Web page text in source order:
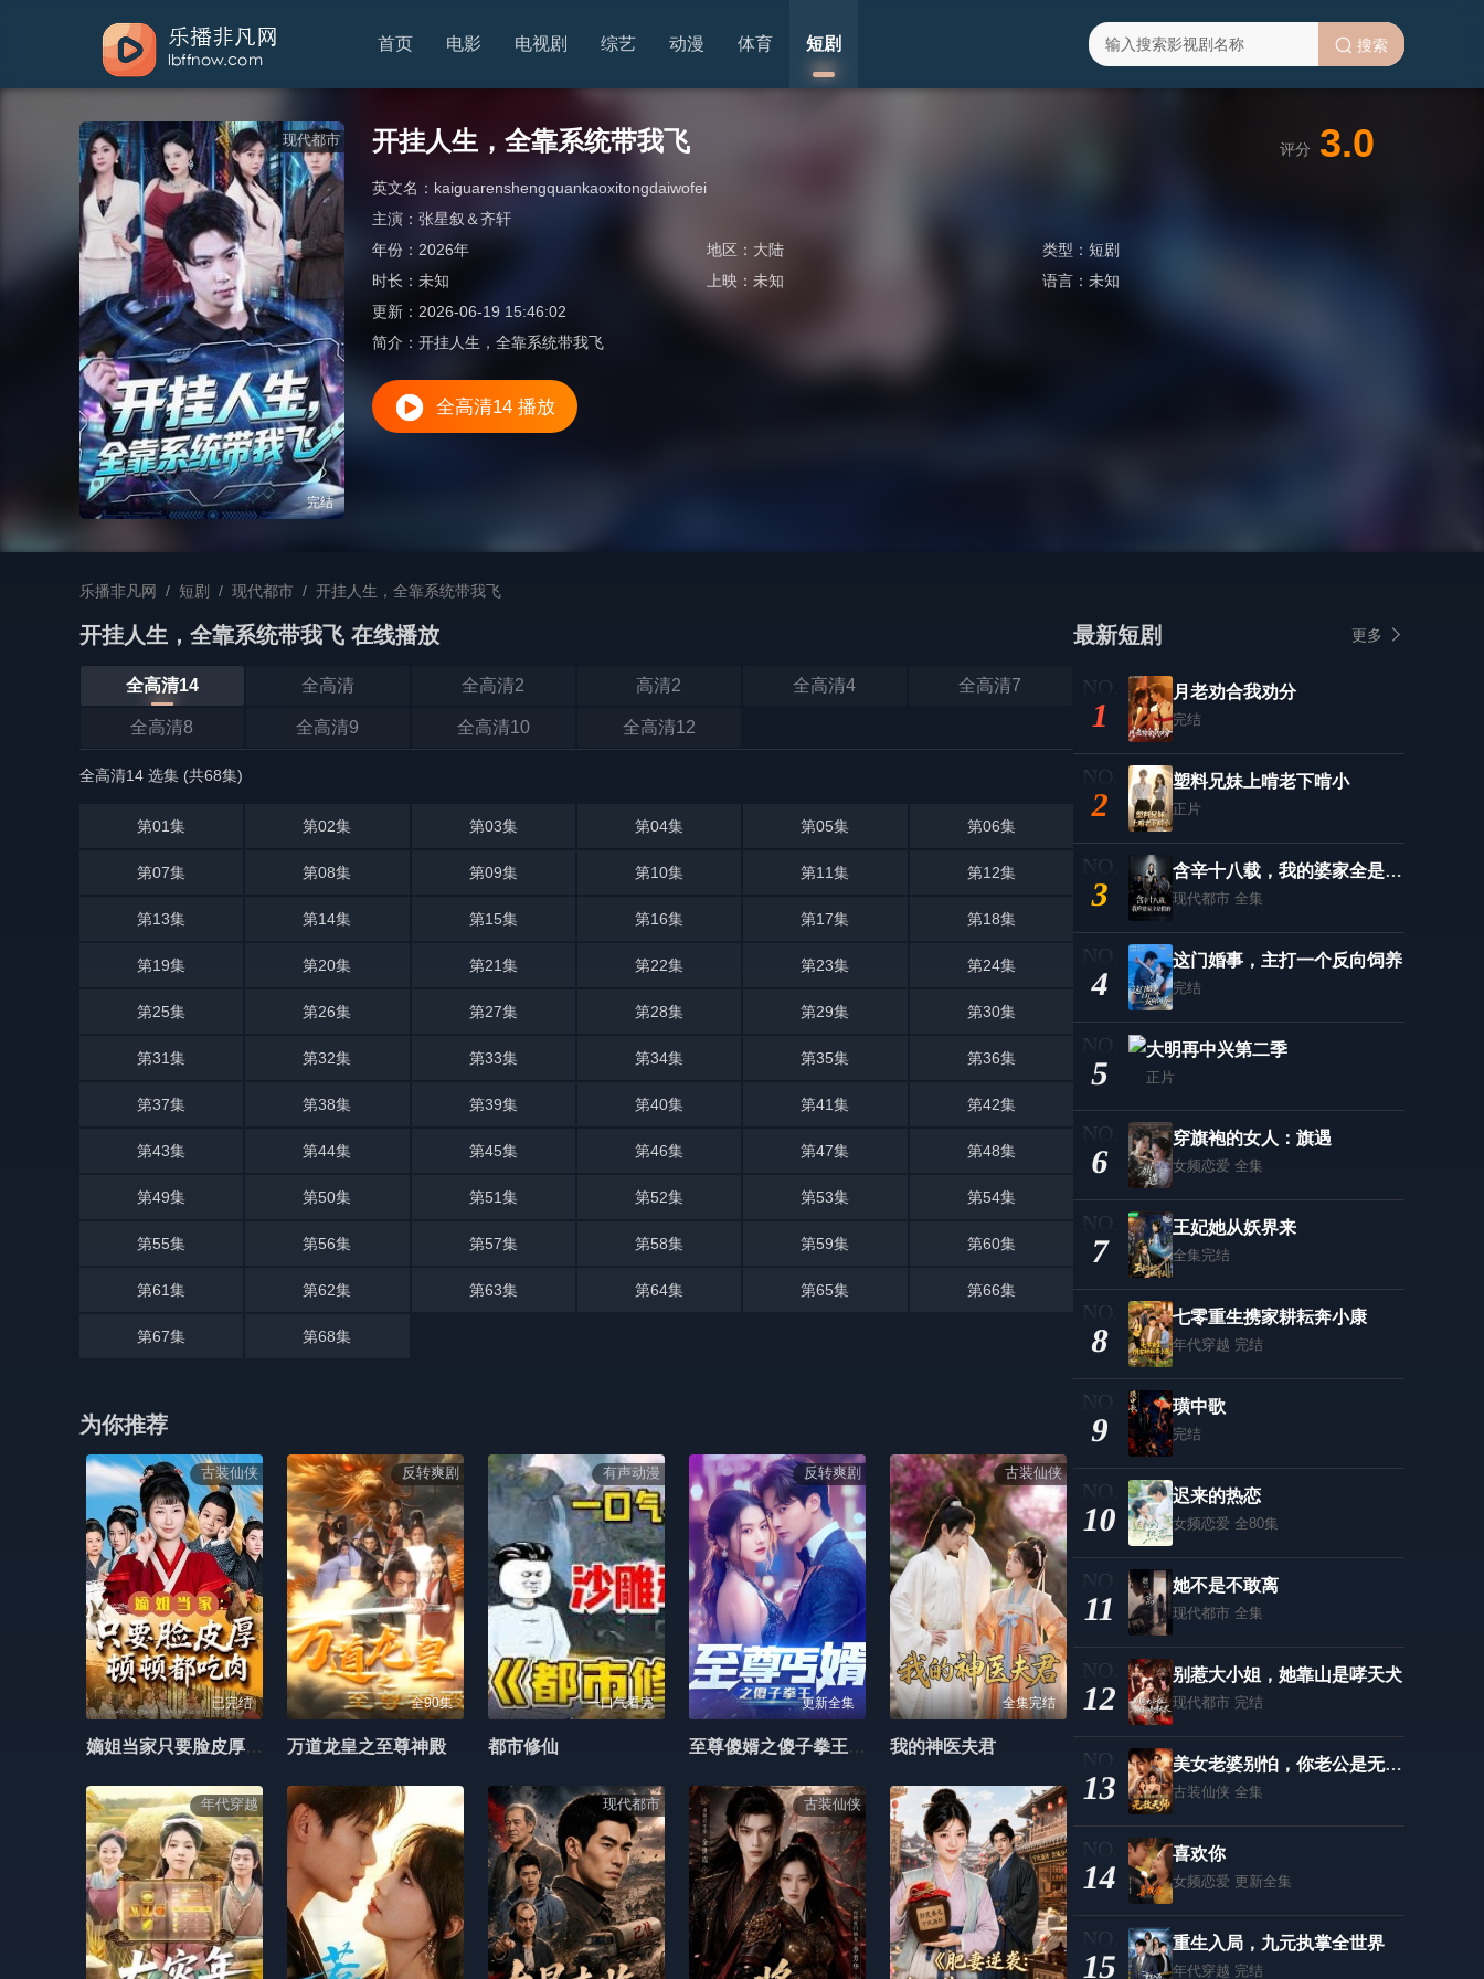
首页 电影 电视剧 综艺 动漫 体育 短剧 搜索
现代都市
完结
开挂人生，全靠系统带我飞
英文名： kaiguarenshengquankaoxitongdaiwofei
主演： 张星叙＆齐轩
年份： 2026年 地区： 大陆 类型： 短剧
时长： 未知 上映：未知 语言： 未知
更新： 2026-06-19 15:46:02
简介： 开挂人生，全靠系统带我飞
评分 3.0
全高清14 播放
乐播非凡网 / 短剧 / 现代都市 / 开挂人生，全靠系统带我飞
开挂人生，全靠系统带我飞 在线播放
全高清14 全高清 全高清2 高清2 全高清4 全高清7
全高清8 全高清9 全高清10 全高清12
全高清14 选集 (共68集)
第01集 第02集 第03集 第04集 第05集 第06集
第07集 第08集 第09集 第10集 第11集 第12集
第13集 第14集 第15集 第16集 第17集 第18集
第19集 第20集 第21集 第22集 第23集 第24集
第25集 第26集 第27集 第28集 第29集 第30集
第31集 第32集 第33集 第34集 第35集 第36集
第37集 第38集 第39集 第40集 第41集 第42集
第43集 第44集 第45集 第46集 第47集 第48集
第49集 第50集 第51集 第52集 第53集 第54集
第55集 第56集 第57集 第58集 第59集 第60集
第61集 第62集 第63集 第64集 第65集 第66集
第67集 第68集
为你推荐
古装仙侠
已完结
嫡姐当家只要脸皮厚顿顿都吃肉
反转爽剧
全90集
万道龙皇之至尊神殿
有声动漫
一口气看完
都市修仙
反转爽剧
更新全集
至尊傻婿之傻子拳王$傻夫甜妻
古装仙侠
全集完结
我的神医夫君
年代穿越 现代都市 古装仙侠
最新短剧 更多
1
月老劝合我劝分
完结
2
塑料兄妹上啃老下啃小
正片
3
含辛十八载，我的婆家全是假的
现代都市 全集
4
这门婚事，主打一个反向饲养
完结
5
大明再中兴第二季
正片
6
穿旗袍的女人：旗遇
女频恋爱 全集
7
王妃她从妖界来
全集完结
8
七零重生携家耕耘奔小康
年代穿越 完结
9
璜中歌
完结
10
迟来的热恋
女频恋爱 全80集
11
她不是不敢离
现代都市 全集
12
别惹大小姐，她靠山是哮天犬
现代都市 完结
13
美女老婆别怕，你老公是无敌天师
古装仙侠 全集
14
喜欢你
女频恋爱 更新全集
15
重生入局，九元执掌全世界
年代穿越 完结